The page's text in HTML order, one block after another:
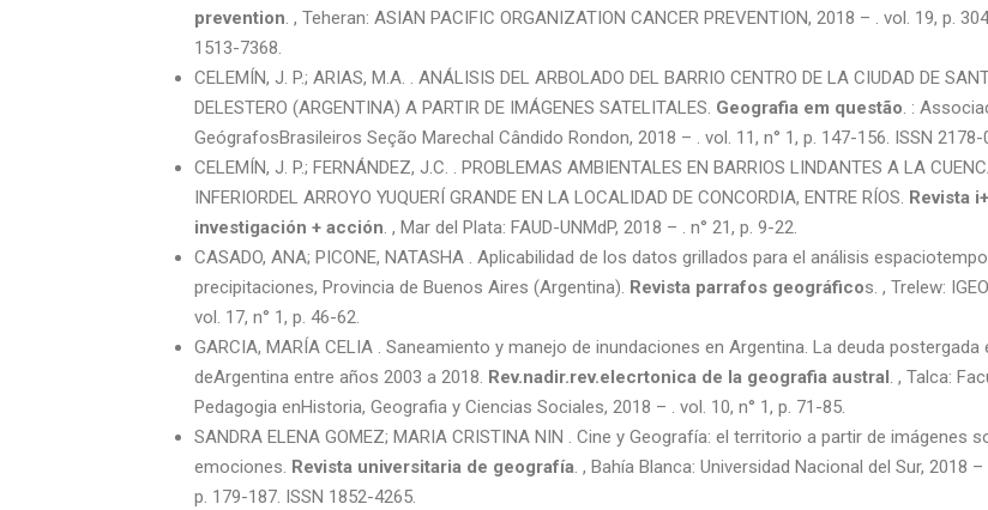
prevention. , Teheran: ASIAN PACIFIC ORGANIZATION CANCER PREVENTION, 2018 – . vol. 19, p.
1513-7368.
CELEMÍN, J. P.; ARIAS, M.A. . ANÁLISIS DEL ARBOLADO DEL BARRIO CENTRO DE LA CIUDAD DE
DELESTERO (ARGENTINA) A PARTIR DE IMÁGENES SATELITALES. Geografia em questão. :
GeógrafosBrasileiros Seção Marechal Cândido Rondon, 2018 – . vol. 11, n° 1, p. 147-156. ISSN 2178-
CELEMÍN, J. P.; FERNÁNDEZ, J.C. . PROBLEMAS AMBIENTALES EN BARRIOS LINDANTES A LA
INFERIORDEL ARROYO YUQUERÍ GRANDE EN LA LOCALIDAD DE CONCORDIA, ENTRE RÍOS. Revista
investigación + acción. , Mar del Plata: FAUD-UNMdP, 2018 – . n° 21, p. 9-22.
CASADO, ANA; PICONE, NATASHA . Aplicabilidad de los datos grillados para el análisis
precipitaciones, Provincia de Buenos Aires (Argentina). Revista parrafos geográficos. , Trelew:
vol. 17, n° 1, p. 46-62.
GARCIA, MARÍA CELIA . Saneamiento y manejo de inundaciones en Argentina. La deuda postergada
deArgentina entre años 2003 a 2018. Rev.nadir.rev.elecrtonica de la geografia austral. , Talca:
Pedagogia enHistoria, Geografia y Ciencias Sociales, 2018 – . vol. 10, n° 1, p. 71-85.
SANDRA ELENA GOMEZ; MARIA CRISTINA NIN . Cine y Geografía: el territorio a partir de imágenes
emociones. Revista universitaria de geografía. , Bahía Blanca: Universidad Nacional del Sur, 2018 –
p. 179-187. ISSN 1852-4265.